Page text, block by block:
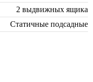
2 выдвижных ящика
Статичные подсадные